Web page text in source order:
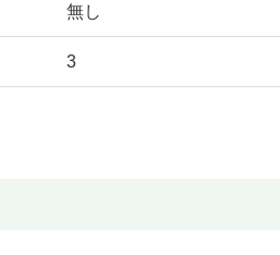
無し
3